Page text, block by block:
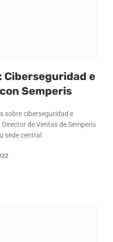
Ciberseguridad e
Semperis
sobre ciberseguridad e
de Ventas de Semperis
sede central